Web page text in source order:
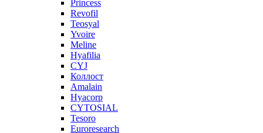
Princess
Revofil
Teosyal
Yvoire
Meline
Hyafilia
CYJ
Коллост
Amalain
Hyacorp
CYTOSIAL
Tesoro
Euroresearch